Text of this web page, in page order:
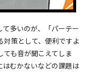
多いのが、「パーテー
対策として、便利ですよ
も音が聞こえてしま
むかないなどの課題は